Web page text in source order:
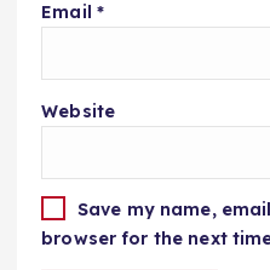
Email *
Website
Save my name,
browser for the next